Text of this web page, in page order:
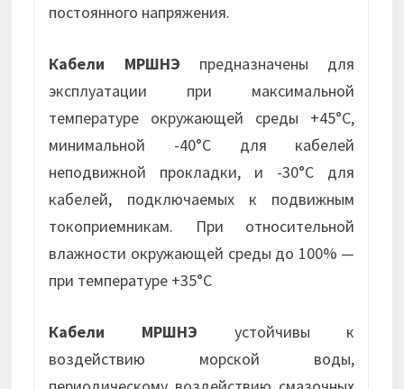
постоянного напряжения.
Кабели МРШНЭ предназначены для
эксплуатации при максимальной
температуре окружающей среды +45°С,
минимальной -40°С для кабелей
неподвижной прокладки, и -30°С для
кабелей, подключаемых к подвижным
токоприемникам. При относительной
влажности окружающей среды до 100% —
при температуре +35°С
Кабели МРШНЭ устойчивы к
воздействию морской воды,